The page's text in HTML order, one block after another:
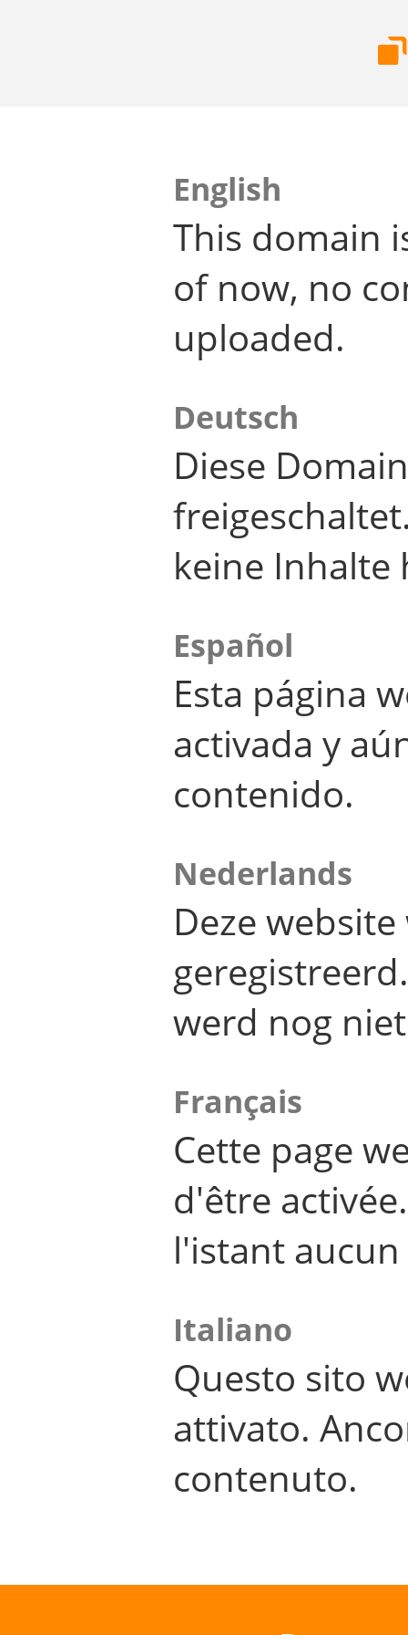
English
This domain
of now, no
uploaded.
Deutsch
Diese
keine Inhalte
Español
Esta página
activada y
contenido.
Nederlands
Deze
werd nog
Français
Cette page
d'être
l'istant
Italiano
Questo sito
attivato.
contenuto.